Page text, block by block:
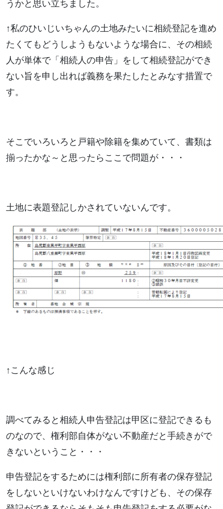
うかと思い立ちました。
↑私のひいじいちゃんの土地みたいに相続登記を進め
たくてもどうしようもないような場合に、その相続
人が単体で「相続人の申告」をして相続登記ができ
ない旨を申し出れば義務を果たしたとみなす措置で
す。
そこでいろいろと戸籍や除籍を集めていて、書類は
揃ったかな～と思ったらここで問題が・・・
土地に表題登記しかされていないんです。
↑こんな感じ
調べてみると相続人申告登記は甲区に登記できるも
のなので、権利部自体がない不動産だと手続きがで
きないということ・・・
申告登記をするためには権利部に所有者の保存登記
をしないといけないわけなんですけども、その保存